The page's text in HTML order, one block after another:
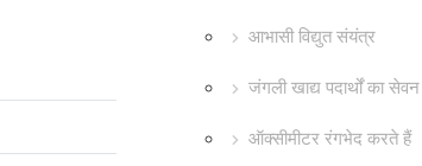
आभासी विद्युत संयंत्र
जंगली खाद्य पदार्थों का सेवन
ऑक्सीमीटर रंगभेद करते हैं